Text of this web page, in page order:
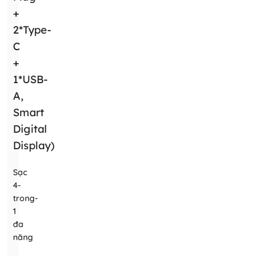
+
2*Type-
C
+
1*USB-
A,
Smart
Digital
Display)
Sạc
4-
trong-
1
đa
năng